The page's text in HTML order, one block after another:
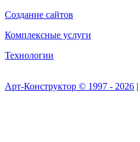
Создание сайтов
Комплексные услуги
Технологии
Арт-Конструктор © 1997 - 2026 |